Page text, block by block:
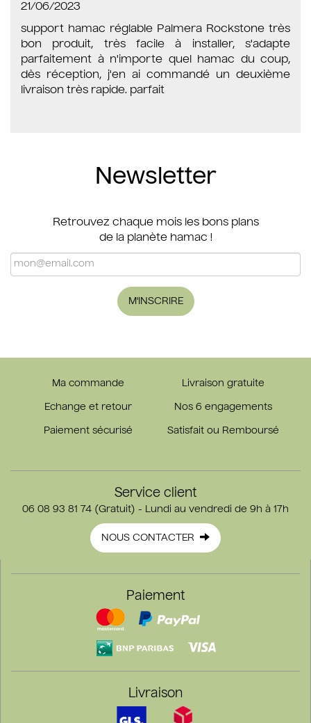
21/06/2023
support hamac réglable Palmera Rockstone très
bon produit, très facile à installer, s'adapte
parfaitement à n'importe quel hamac du coup,
dès réception, j'en ai commandé un deuxième
livraison très rapide. parfait
Newsletter
Retrouvez chaque mois les bons plans
de la planète hamac !
M'INSCRIRE
Ma commande Livraison gratuite
Echange et retour Nos 6 engagements
Paiement sécurisé Satisfait ou Remboursé
Service client
06 08 93 81 74 (Gratuit) - Lundi au vendredi de 9h à 17h
NOUS CONTACTER
Paiement
Livraison